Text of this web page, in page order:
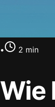
• 2 min
Wie